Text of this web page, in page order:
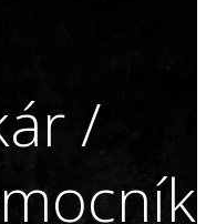
/